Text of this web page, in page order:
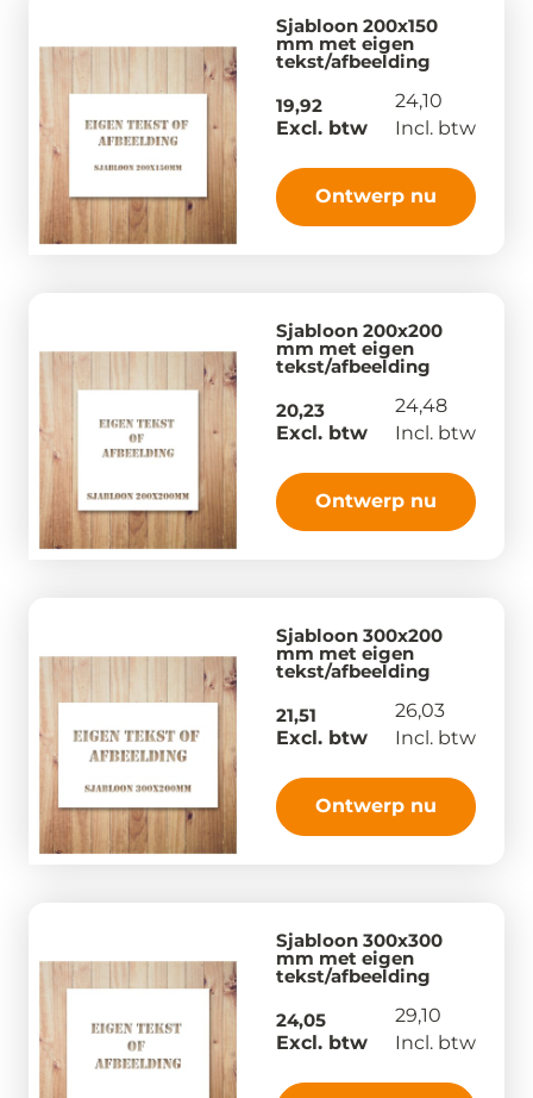
Sjabloon 200x150
mm met eigen
tekst/afbeelding
19,92
Excl. btw
24,10
Incl. btw
Ontwerp nu
Sjabloon 200x200
mm met eigen
tekst/afbeelding
20,23
Excl. btw
24,48
Incl. btw
Ontwerp nu
Sjabloon 300x200
mm met eigen
tekst/afbeelding
21,51
Excl. btw
26,03
Incl. btw
Ontwerp nu
Sjabloon 300x300
mm met eigen
tekst/afbeelding
24,05
Excl. btw
29,10
Incl. btw